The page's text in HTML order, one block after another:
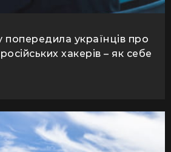
українців про
хакерів – як себе